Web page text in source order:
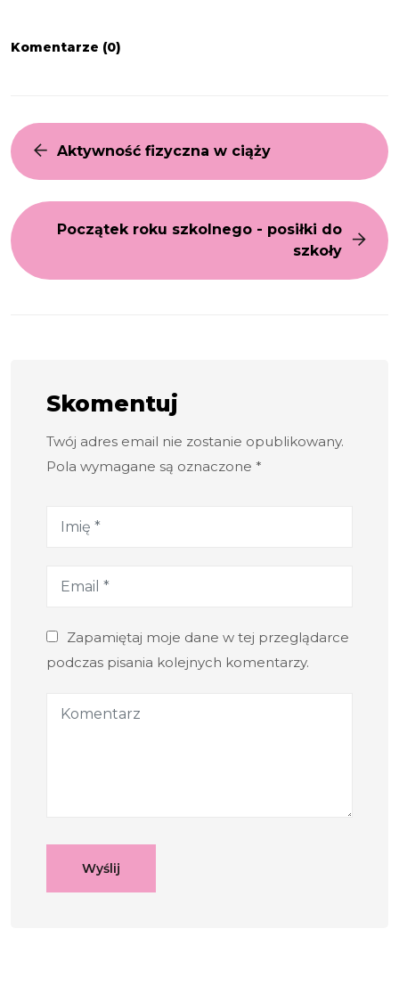
Komentarze (0)
Aktywność fizyczna w ciąży
Początek roku szkolnego - posiłki do
szkoły
Skomentuj
Twój adres email nie zostanie opublikowany.
Pola wymagane są oznaczone *
Zapamiętaj moje dane w tej przeglądarce
podczas pisania kolejnych komentarzy.